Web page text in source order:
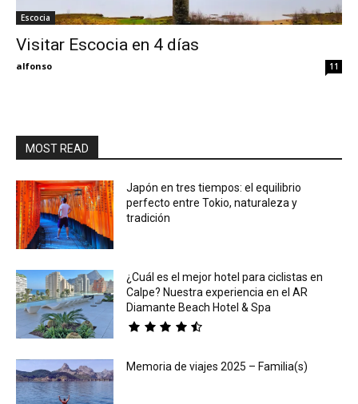
Escocia
Visitar Escocia en 4 días
alfonso 11
MOST READ
Japón en tres tiempos: el equilibrio
perfecto entre Tokio, naturaleza y
tradición
¿Cuál es el mejor hotel para ciclistas en
Calpe? Nuestra experiencia en el AR
Diamante Beach Hotel & Spa
Memoria de viajes 2025 – Familia(s)